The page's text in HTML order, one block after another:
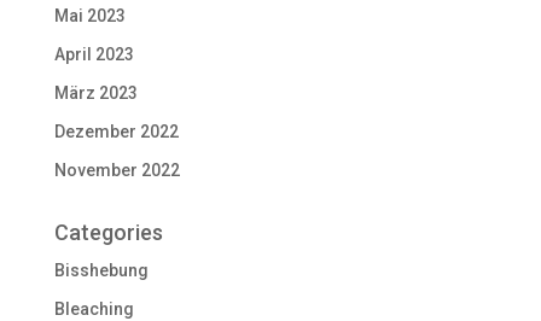
Mai 2023
April 2023
März 2023
Dezember 2022
November 2022
Categories
Bisshebung
Bleaching